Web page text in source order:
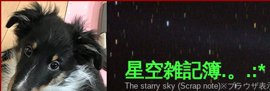
星空雑記簿.。
The starry sky (Scrap note)※ブラウザ